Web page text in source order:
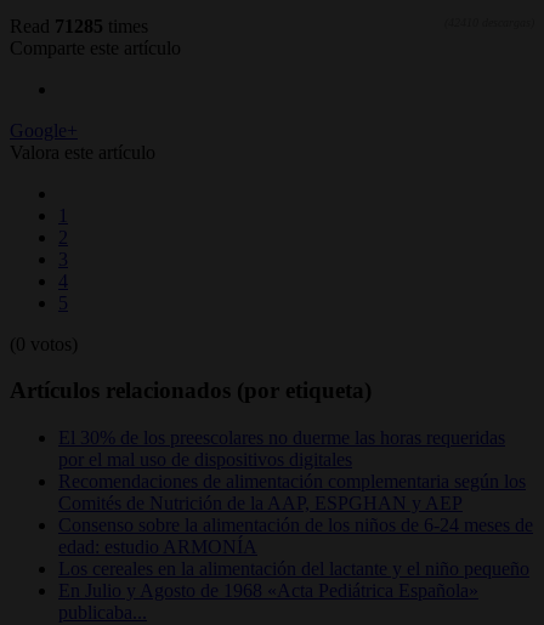
Read 71285 times
Comparte este artículo
Google+
Valora este artículo
1
2
3
4
5
(0 votos)
Artículos relacionados (por etiqueta)
El 30% de los preescolares no duerme las horas requeridas
por el mal uso de dispositivos digitales
Recomendaciones de alimentación complementaria según los
Comités de Nutrición de la AAP, ESPGHAN y AEP
Consenso sobre la alimentación de los niños de 6-24 meses de
edad: estudio ARMONÍA
Los cereales en la alimentación del lactante y el niño pequeño
En Julio y Agosto de 1968 «Acta Pediátrica Española»
publicaba...